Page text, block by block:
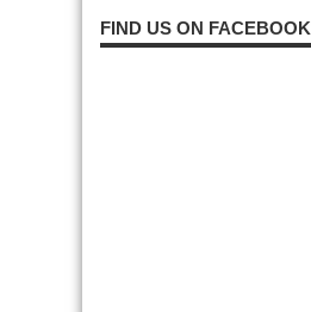
FIND US ON FACEBOOK